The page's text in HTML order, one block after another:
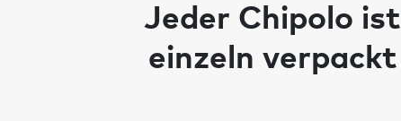
Jeder Chipolo ist
einzeln verpackt